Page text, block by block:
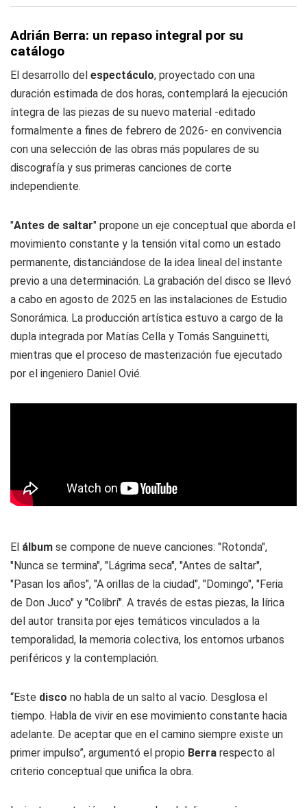
Adrián Berra: un repaso integral por su
catálogo
El desarrollo del espectáculo, proyectado con una
duración estimada de dos horas, contemplará la ejecución
íntegra de las piezas de su nuevo material -editado
formalmente a fines de febrero de 2026- en convivencia
con una selección de las obras más populares de su
discografía y sus primeras canciones de corte
independiente.
"Antes de saltar" propone un eje conceptual que aborda el
movimiento constante y la tensión vital como un estado
permanente, distanciándose de la idea lineal del instante
previo a una determinación. La grabación del disco se llevó
a cabo en agosto de 2025 en las instalaciones de Estudio
Sonorámica. La producción artística estuvo a cargo de la
dupla integrada por Matías Cella y Tomás Sanguinetti,
mientras que el proceso de masterización fue ejecutado
por el ingeniero Daniel Ovié.
El álbum se compone de nueve canciones: "Rotonda",
"Nunca se termina", "Lágrima seca", "Antes de saltar",
"Pasan los años", "A orillas de la ciudad", "Domingo", "Feria
de Don Juco" y "Colibrí". A través de estas piezas, la lírica
del autor transita por ejes temáticos vinculados a la
temporalidad, la memoria colectiva, los entornos urbanos
periféricos y la contemplación.
“Este disco no habla de un salto al vacío. Desglosa el
tiempo. Habla de vivir en ese movimiento constante hacia
adelante. De aceptar que en el camino siempre existe un
primer impulso”, argumentó el propio Berra respecto al
criterio conceptual que unifica la obra.